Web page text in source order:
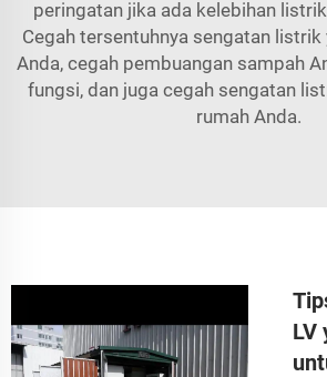
peringatan jika ada kelebihan
Cegah tersentuhnya sengatan
Anda, cegah pembuangan sampah
fungsi, dan juga cegah sengatan
rumah Anda.
LV